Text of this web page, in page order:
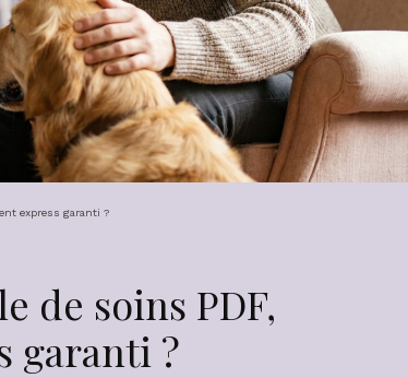
express garanti ?
de soins PDF,
garanti ?